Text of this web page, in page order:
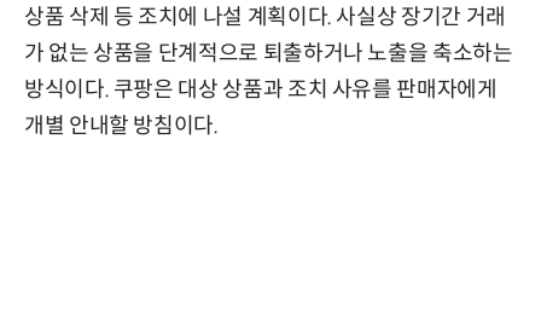
상품 삭제 등 조치에 나설 계획이다. 사실상 장기간 거래
가 없는 상품을 단계적으로 퇴출하거나 노출을 축소하는
방식이다. 쿠팡은 대상 상품과 조치 사유를 판매자에게
개별 안내할 방침이다.